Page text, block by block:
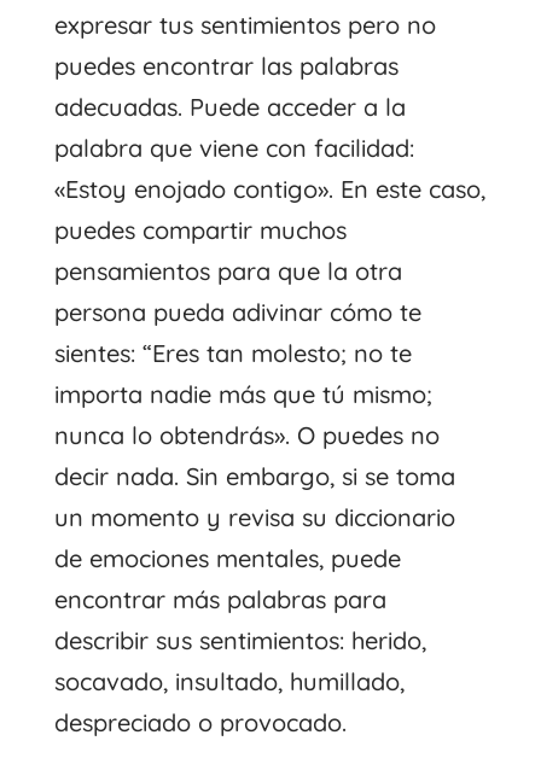
expresar tus sentimientos pero no
puedes encontrar las palabras
adecuadas. Puede acceder a la
palabra que viene con facilidad:
«Estoy enojado contigo». En este caso,
puedes compartir muchos
pensamientos para que la otra
persona pueda adivinar cómo te
sientes: “Eres tan molesto; no te
importa nadie más que tú mismo;
nunca lo obtendrás». O puedes no
decir nada. Sin embargo, si se toma
un momento y revisa su diccionario
de emociones mentales, puede
encontrar más palabras para
describir sus sentimientos: herido,
socavado, insultado, humillado,
despreciado o provocado.